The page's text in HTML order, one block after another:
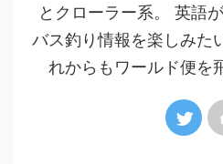
とクローラー系。 英語
バス釣り情報を楽しみた
れからもワールド便を